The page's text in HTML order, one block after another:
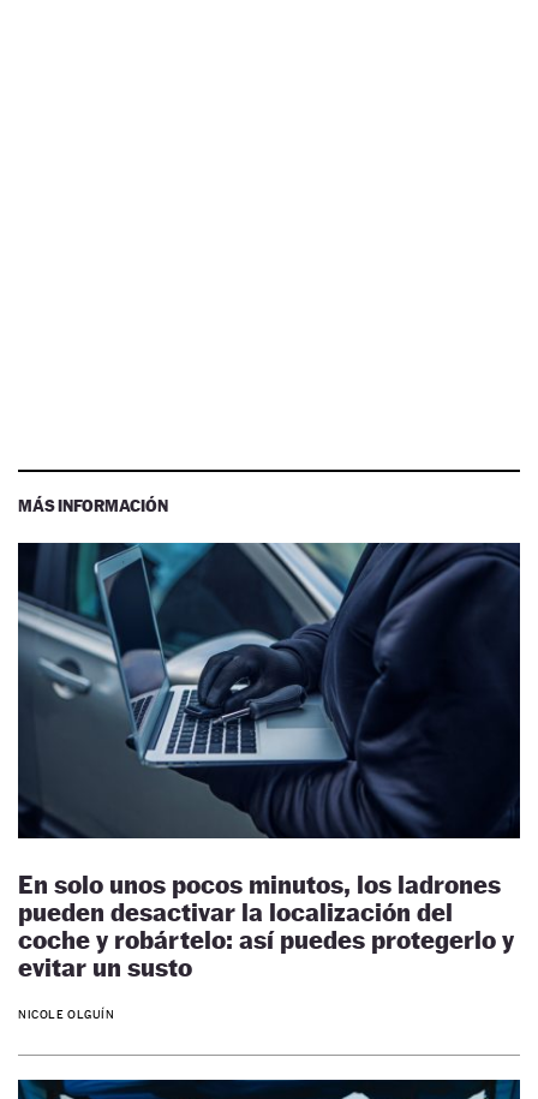
MÁS INFORMACIÓN
En solo unos pocos minutos, los ladrones
pueden desactivar la localización del
coche y robártelo: así puedes protegerlo y
evitar un susto
NICOLE OLGUÍN